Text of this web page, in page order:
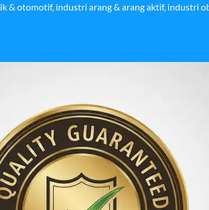
& otomotif, industri arang & arang aktif, industri